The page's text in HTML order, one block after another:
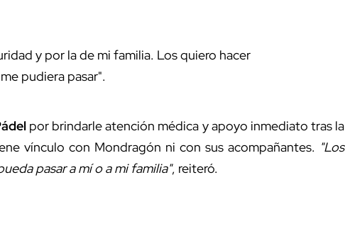
y por la de mi familia. Los quiero hacer
pudiera pasar".
por brindarle atención médica y apoyo inmediato tras la
vínculo con Mondragón ni con sus acompañantes. "Los
pasar a mí o a mi familia", reiteró.